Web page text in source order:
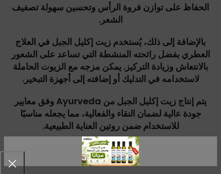
الحفاظ على توازن فروة الرأس وتحسين سهولة تصفيف
الشعر.
بالإضافة إلى ذلك، يُستخدم زيت إكليل الجبل في العلاج
العطري بفضل رائحته المنشطة التي تساعد على الشعور
بالانتعاش وزيادة التركيز. يمكن مزجه مع الزيوت الحاملة
لاستخدامه في التدليك أو إضافته إلى أجهزة التبخير.
يتم إنتاج زيت إكليل الجبل من Ayurveda وفق معايير
جودة عالية لضمان النقاء والفعالية، مما يجعله مناسبًا
للاستخدام ضمن روتين العناية الطبيعية.
زيت إكليل الجبل عالي الجودة برائحة عشبية منعشة